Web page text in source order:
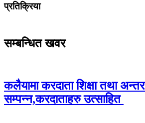
प्रतिक्रिया
सम्बन्धित खवर
कलैयामा करदाता शिक्षा तथा
सम्पन्न,करदाताहरु उत्साहित